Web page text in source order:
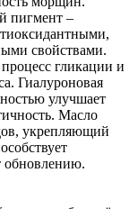
пигмент –
свойствами.
гликации и
Гиалуроновая
улучшает
Масло
укрепляющий
обновлению.